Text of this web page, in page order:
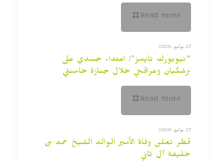
Read more
27 يوليو, 2026
“نيويورك تايمز”: اعتداء جسدي على
بزشكيان وعراقجي خلال جنازة خامنئي
Read more
27 يوليو, 2026
قطر تعلن وفاة الأمير الوالد الشيخ حمد بن
خليفة آل ثاني